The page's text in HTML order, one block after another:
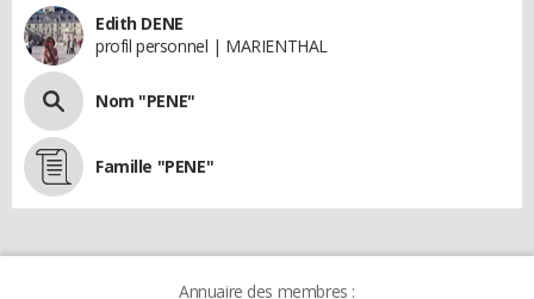
Edith DENE
profil personnel | MARIENTHAL
Nom "PENE"
Famille "PENE"
Annuaire des membres :